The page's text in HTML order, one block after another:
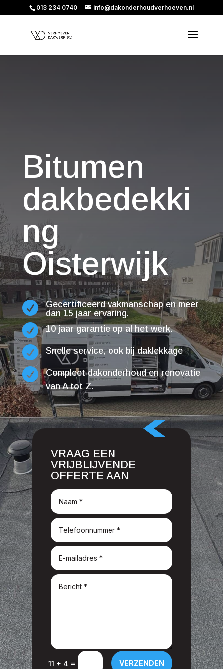
013 234 0740 info@dakonderhoudverhoeven.nl
Bitumen
dakbedekki
ng
Oisterwijk

Gecertificeerd vakmanschap en meer
dan 15 jaar ervaring.
 10 jaar garantie op al het werk.
 Snelle service, ook bij daklekkage

Compleet dakonderhoud en renovatie
van A tot Z.
VRAAG EEN
VRIJBLIJVENDE
OFFERTE AAN
11 + 4 = VERZENDEN